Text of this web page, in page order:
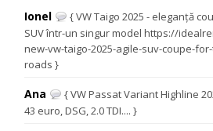
Ionel
{ VW Taigo 2025 - eleganță
SUV într-un singur model https://
new-vw-taigo-2025-agile-suv-coupe-
roads }
Ana
{ VW Passat Variant Highline
43 euro, DSG, 2.0 TDI.... }